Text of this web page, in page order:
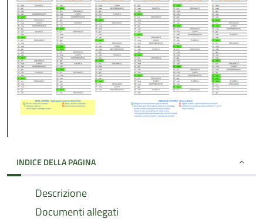
INDICE DELLA PAGINA
Descrizione
Documenti allegati